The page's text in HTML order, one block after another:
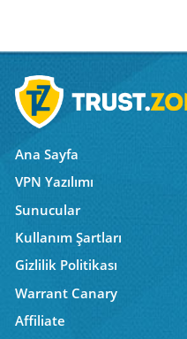
Ana Sayfa
VPN Yazılımı
Sunucular
Kullanım Şartları
Gizlilik Politikası
Warrant Canary
Affiliate